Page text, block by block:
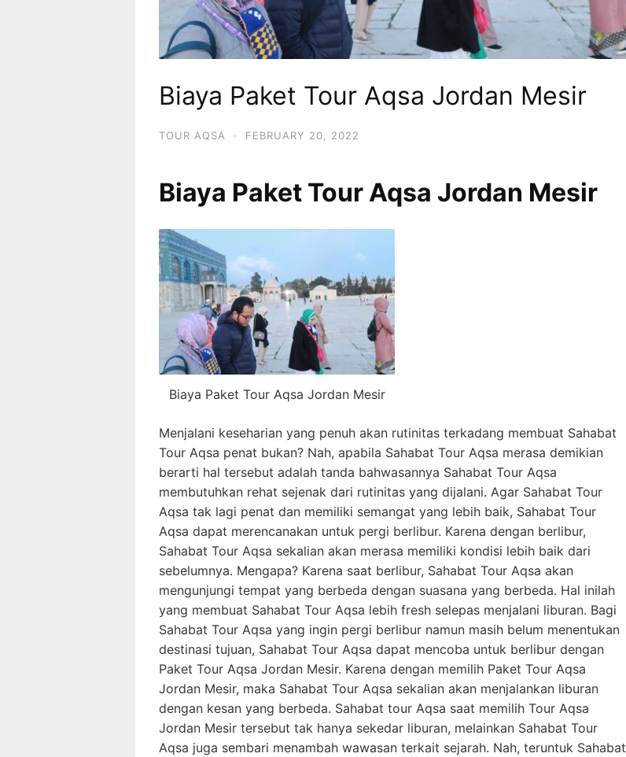
Biaya Paket Tour Aqsa Jordan Mesir
TOUR AQSA · FEBRUARY 20, 2022
Biaya Paket Tour Aqsa Jordan Mesir
Biaya Paket Tour Aqsa Jordan Mesir
Menjalani keseharian yang penuh akan rutinitas terkadang membuat Sahabat
Tour Aqsa penat bukan? Nah, apabila Sahabat Tour Aqsa merasa demikian
berarti hal tersebut adalah tanda bahwasannya Sahabat Tour Aqsa
membutuhkan rehat sejenak dari rutinitas yang dijalani. Agar Sahabat Tour
Aqsa tak lagi penat dan memiliki semangat yang lebih baik, Sahabat Tour
Aqsa dapat merencanakan untuk pergi berlibur. Karena dengan berlibur,
Sahabat Tour Aqsa sekalian akan merasa memiliki kondisi lebih baik dari
sebelumnya. Mengapa? Karena saat berlibur, Sahabat Tour Aqsa akan
mengunjungi tempat yang berbeda dengan suasana yang berbeda. Hal inilah
yang membuat Sahabat Tour Aqsa lebih fresh selepas menjalani liburan. Bagi
Sahabat Tour Aqsa yang ingin pergi berlibur namun masih belum menentukan
destinasi tujuan, Sahabat Tour Aqsa dapat mencoba untuk berlibur dengan
Paket Tour Aqsa Jordan Mesir. Karena dengan memilih Paket Tour Aqsa
Jordan Mesir, maka Sahabat Tour Aqsa sekalian akan menjalankan liburan
dengan kesan yang berbeda. Sahabat tour Aqsa saat memilih Tour Aqsa
Jordan Mesir tersebut tak hanya sekedar liburan, melainkan Sahabat Tour
Aqsa juga sembari menambah wawasan terkait sejarah. Nah, teruntuk Sahabat